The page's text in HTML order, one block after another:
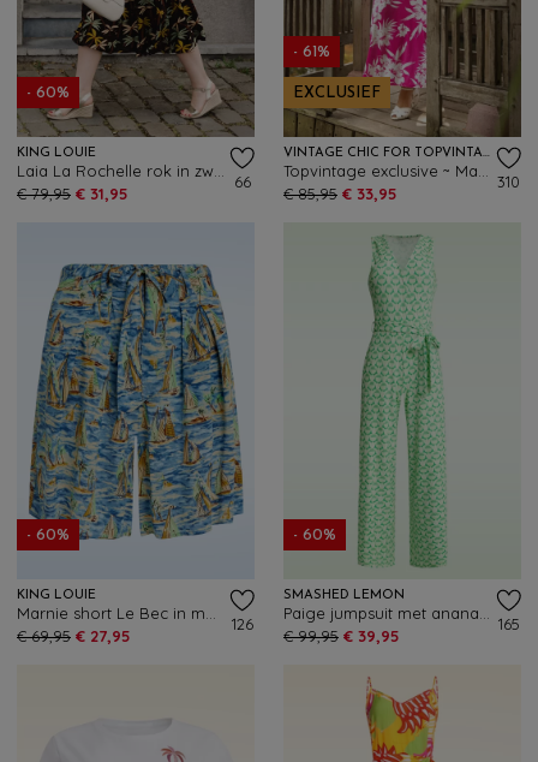
- 60%
KING LOUIE
€ 79,95 € 31,95
66
- 61%
EXCLUSIEF
VINTAGE CHIC FOR TOPVINTAGE
€ 85,95 € 33,95
310
- 60%
KING LOUIE
€ 69,95 € 27,95
126
- 60%
SMASHED LEMON
€ 99,95 € 39,95
165